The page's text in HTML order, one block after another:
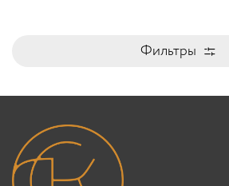
Фильтры